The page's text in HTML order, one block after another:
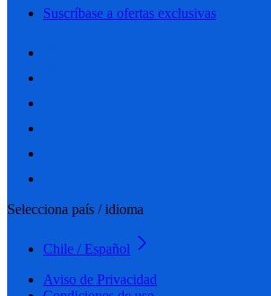
Suscríbase a ofertas exclusivas
Selecciona país / idioma
Chile / Español
Aviso de Privacidad